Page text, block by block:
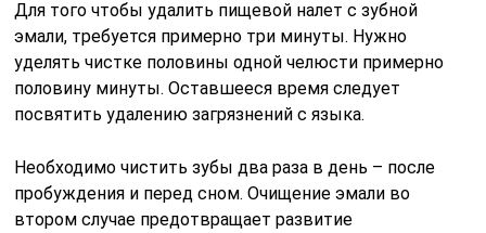
Для того чтобы удалить пищевой налет с зубной
эмали, требуется примерно три минуты. Нужно
уделять чистке половины одной челюсти примерно
половину минуты. Оставшееся время следует
посвятить удалению загрязнений с языка.
Необходимо чистить зубы два раза в день – после
пробуждения и перед сном. Очищение эмали во
втором случае предотвращает развитие